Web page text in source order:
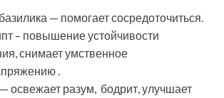
— помогает сосредоточиться.
– повышение устойчивости
снимает умственное
.
освежает разум, бодрит, улучшает